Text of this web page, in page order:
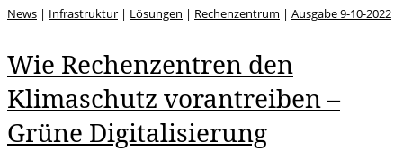
News | Infrastruktur | Lösungen | Rechenzentrum | Ausgabe 9-10-2022
Wie Rechenzentren den
Klimaschutz vorantreiben –
Grüne Digitalisierung